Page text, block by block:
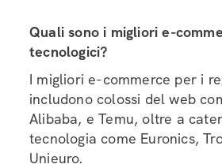
Quali sono i migliori e-
tecnologici?
I migliori e-commerce per i
includono colossi del web
Alibaba, e Temu, oltre a
tecnologia come Euronics,
Unieuro.